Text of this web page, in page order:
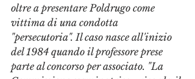
oltre a presentare Poldrugo come
vittima di una condotta
"persecutoria". Il caso nasce all'inizio
del 1984 quando il professore prese
parte al concorso per associato. "La